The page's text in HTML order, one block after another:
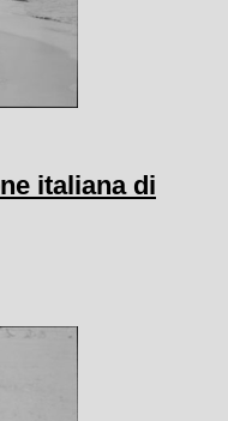
italiana di